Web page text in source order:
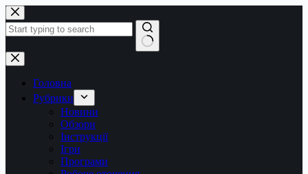
Перейти
до
вмісту
Немає
результатів
Головна
Рубрики
Новини
Обзори
Інструкції
Ігри
Програми